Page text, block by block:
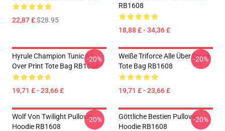
22,87 £$28.95
RB1608
18,88 £ - 34,36 £
Hyrule Champion Tunic All
Over Print Tote Bag RB1608
19,71 £ - 23,66 £
-20%
Weiße Triforce Alle Über Druck
Tote Bag RB1608
19,71 £ - 23,66 £
-20%
Wolf Von Twilight Pullover
Hoodie RB1608
-20%
Göttliche Bestien Pullover
Hoodie RB1608
-20%